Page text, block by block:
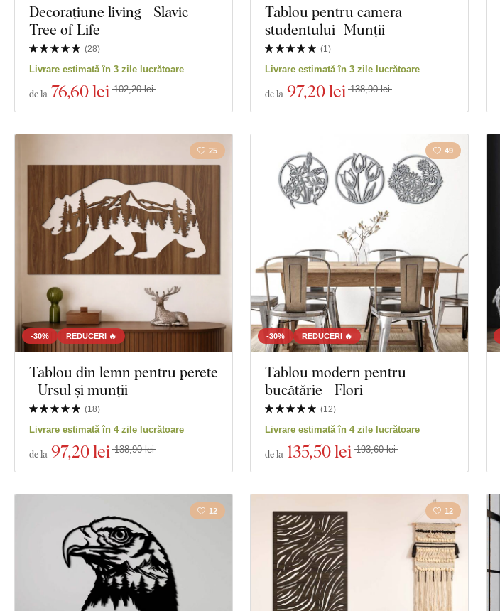
Exclusivitate
Adâncime
Vizualizare 281 produse Închidere filtrul
Decorațiune living - Slavic
Tree of Life
(28)
Livrare estimată în 3 zile lucrătoare
de la 76,60 lei 102,20 lei
Tablou pentru camera
studentului- Munții
(1)
Livrare estimată în 3 zile lucrătoare
de la 97,20 lei 138,90 lei
-30% REDUCERI 🔥
25
Tablou din lemn pentru perete
- Ursul și munții
(18)
Livrare estimată în 4 zile lucrătoare
de la 97,20 lei 138,90 lei
-30% REDUCERI 🔥
49
Tablou modern pentru
bucătărie - Flori
(12)
Livrare estimată în 4 zile lucrătoare
de la 135,50 lei 193,60 lei
12 12